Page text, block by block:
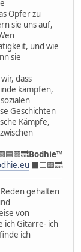
Opfer zu
sie uns auf,
und wie
sie
dass
kämpfen,
Geschichten
Kämpfe,
Bodhie™
⬛️⬜️🟪🔜
gehalten
von
ich Gitarre- ich
ich